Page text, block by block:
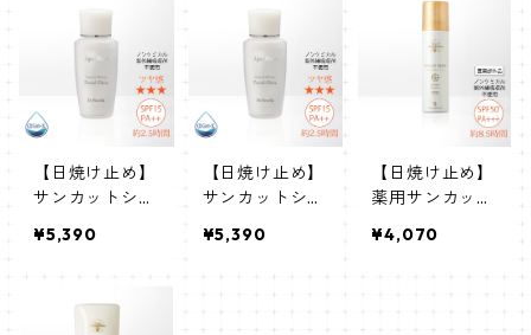
【日焼け止め】
サンカットシャ
ャイン (ホワ
¥5,390
【日焼け止め】
サンカットシャ
ャイン (ホワ
イト) 40mL
¥5,390
【日焼け止め】
薬用サンカット
¥4,070